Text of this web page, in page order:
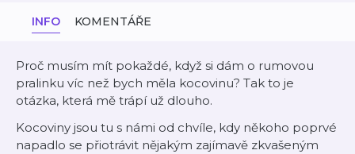
INFO KOMENTÁŘE
Proč musím mít pokaždé, když si dám o rumovou
pralinku víc než bych měla kocovinu? Tak to je
otázka, která mě trápí už dlouho.
Kocoviny jsou tu s námi od chvíle, kdy někoho poprvé
napadlo se přiotrávit nějakým zajímavě zkvašeným